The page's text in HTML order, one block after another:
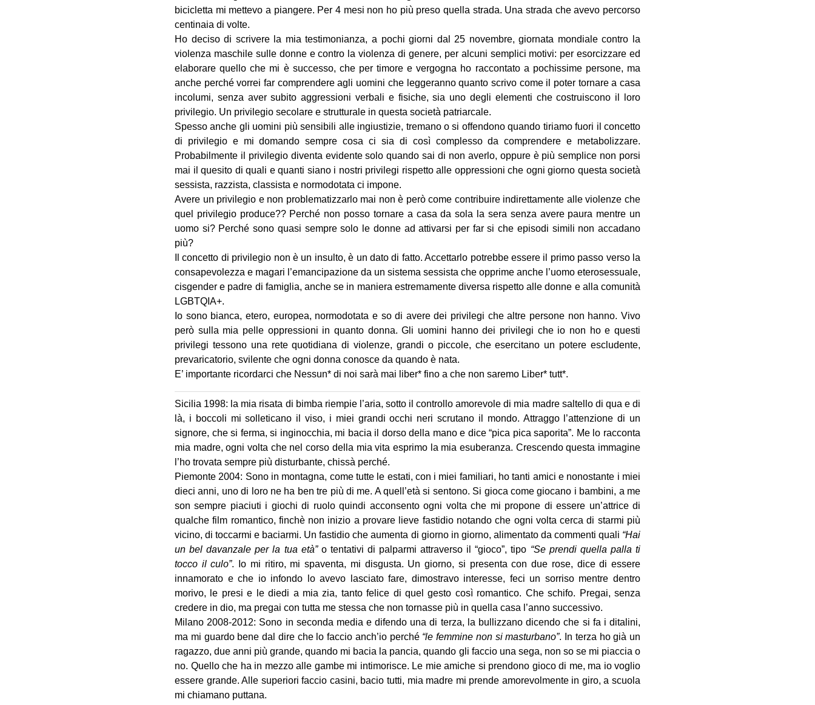
bicicletta mi mettevo a piangere. Per 4 mesi non ho più preso quella strada. Una strada che avevo percorso
centinaia di volte.
Ho deciso di scrivere la mia testimonianza, a pochi giorni dal 25 novembre, giornata mondiale contro la
violenza maschile sulle donne e contro la violenza di genere, per alcuni semplici motivi: per esorcizzare ed
elaborare quello che mi è successo, che per timore e vergogna ho raccontato a pochissime persone, ma
anche perché vorrei far comprendere agli uomini che leggeranno quanto scrivo come il poter tornare a casa
incolumi, senza aver subito aggressioni verbali e fisiche, sia uno degli elementi che costruiscono il loro
privilegio. Un privilegio secolare e strutturale in questa società patriarcale.
Spesso anche gli uomini più sensibili alle ingiustizie, tremano o si offendono quando tiriamo fuori il concetto
di privilegio e mi domando sempre cosa ci sia di così complesso da comprendere e metabolizzare.
Probabilmente il privilegio diventa evidente solo quando sai di non averlo, oppure è più semplice non porsi
mai il quesito di quali e quanti siano i nostri privilegi rispetto alle oppressioni che ogni giorno questa società
sessista, razzista, classista e normodotata ci impone.
Avere un privilegio e non problematizzarlo mai non è però come contribuire indirettamente alle violenze che
quel privilegio produce?? Perché non posso tornare a casa da sola la sera senza avere paura mentre un
uomo si? Perché sono quasi sempre solo le donne ad attivarsi per far si che episodi simili non accadano
più?
Il concetto di privilegio non è un insulto, è un dato di fatto. Accettarlo potrebbe essere il primo passo verso la
consapevolezza e magari l’emancipazione da un sistema sessista che opprime anche l’uomo eterosessuale,
cisgender e padre di famiglia, anche se in maniera estremamente diversa rispetto alle donne e alla comunità
LGBTQIA+.
Io sono bianca, etero, europea, normodotata e so di avere dei privilegi che altre persone non hanno. Vivo
però sulla mia pelle oppressioni in quanto donna. Gli uomini hanno dei privilegi che io non ho e questi
privilegi tessono una rete quotidiana di violenze, grandi o piccole, che esercitano un potere escludente,
prevaricatorio, svilente che ogni donna conosce da quando è nata.
E’ importante ricordarci che Nessun* di noi sarà mai liber* fino a che non saremo Liber* tutt*.
Sicilia 1998: la mia risata di bimba riempie l’aria, sotto il controllo amorevole di mia madre saltello di qua e di
là, i boccoli mi solleticano il viso, i miei grandi occhi neri scrutano il mondo. Attraggo l’attenzione di un
signore, che si ferma, si inginocchia, mi bacia il dorso della mano e dice “pica pica saporita”. Me lo racconta
mia madre, ogni volta che nel corso della mia vita esprimo la mia esuberanza. Crescendo questa immagine
l’ho trovata sempre più disturbante, chissà perché.
Piemonte 2004: Sono in montagna, come tutte le estati, con i miei familiari, ho tanti amici e nonostante i miei
dieci anni, uno di loro ne ha ben tre più di me. A quell’età si sentono. Si gioca come giocano i bambini, a me
son sempre piaciuti i giochi di ruolo quindi acconsento ogni volta che mi propone di essere un’attrice di
qualche film romantico, finchè non inizio a provare lieve fastidio notando che ogni volta cerca di starmi più
vicino, di toccarmi e baciarmi. Un fastidio che aumenta di giorno in giorno, alimentato da commenti quali “Hai
un bel davanzale per la tua età”o tentativi di palparmi attraverso il “gioco”, tipo “Se prendi quella palla ti
tocco il culo”. Io mi ritiro, mi spaventa, mi disgusta. Un giorno, si presenta con due rose, dice di essere
innamorato e che io infondo lo avevo lasciato fare, dimostravo interesse, feci un sorriso mentre dentro
morivo, le presi e le diedi a mia zia, tanto felice di quel gesto così romantico. Che schifo. Pregai, senza
credere in dio, ma pregai con tutta me stessa che non tornasse più in quella casa l’anno successivo.
Milano 2008-2012: Sono in seconda media e difendo una di terza, la bullizzano dicendo che si fa i ditalini,
ma mi guardo bene dal dire che lo faccio anch’io perché “le femmine non si masturbano”. In terza ho già un
ragazzo, due anni più grande, quando mi bacia la pancia, quando gli faccio una sega, non so se mi piaccia o
no. Quello che ha in mezzo alle gambe mi intimorisce. Le mie amiche si prendono gioco di me, ma io voglio
essere grande. Alle superiori faccio casini, bacio tutti, mia madre mi prende amorevolmente in giro, a scuola
mi chiamano puttana.